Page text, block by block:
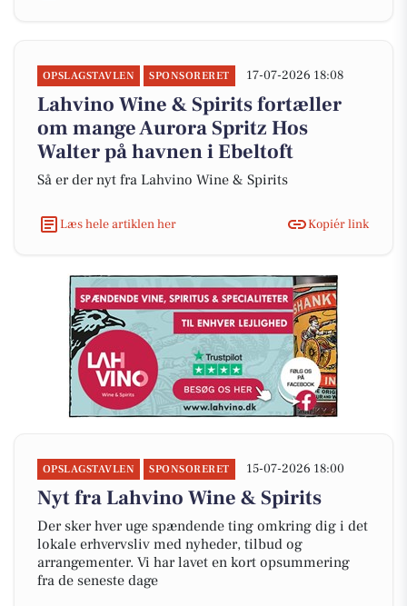
OPSLAGSTAVLEN SPONSORERET 17-07-2026 18:08
Lahvino Wine & Spirits fortæller
om mange Aurora Spritz Hos
Walter på havnen i Ebeltoft
Så er der nyt fra Lahvino Wine & Spirits
Læs hele artiklen her Kopiér link
OPSLAGSTAVLEN SPONSORERET 15-07-2026 18:00
Nyt fra Lahvino Wine & Spirits
Der sker hver uge spændende ting omkring dig i det
lokale erhvervsliv med nyheder, tilbud og
arrangementer. Vi har lavet en kort opsummering
fra de seneste dage